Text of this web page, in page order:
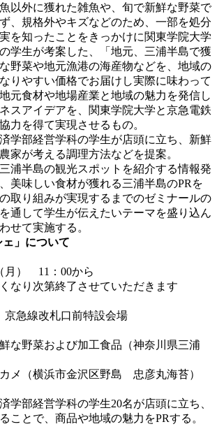
以外に獲れた雑魚や、旬で新鮮な野菜で
、規格外やキズなどのため、一部を処分
を知ったことをきっかけに関東学院大学
学生が考案した、「地元、三浦半島で獲
野菜や地元漁港の海産物などを、地域の
りやすい価格でお届けし実際に味わって
元食材や地場産業と地域の魅力を発信し
スアイデアを、関東学院大学と京急電鉄
力を得て実現させるもの。
学部経営学科の学生が店頭に立ち、新鮮
家が考える調理方法などを提案。
浦半島の観光スポットを紹介する情報発
美味しい食材が獲れる三浦半島のPRを
取り組みが実現するまでのゼミナールの
通して学生が伝えたいテーマを盛り込ん
せて実施する。
」について
月） 11：00から
り次第終了させていただきます
急線改札口前特設会場
な野菜および加工食品（神奈川県三浦
メ（横浜市金沢区野島 忠彦丸海苔）
学部経営学科の学生20名が店頭に立ち、
ことで、商品や地域の魅力をPRする。